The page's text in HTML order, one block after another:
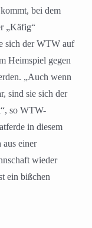
bei dem
„Käfig“
sich der WTW auf
Heimspiel gegen
„Auch wenn
sind sie sich der
so WTW-
in diesem
einer
wieder
ein bißchen